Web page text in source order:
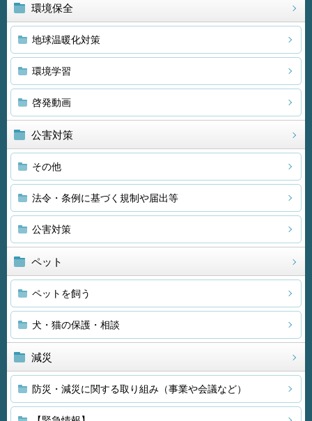
環境保全
地球温暖化対策
環境学習
啓発動画
公害対策
その他
法令・条例に基づく規制や届出等
公害対策
ペット
ペットを飼う
犬・猫の保護・相談
減災
防災・減災に関する取り組み（事業や会議など）